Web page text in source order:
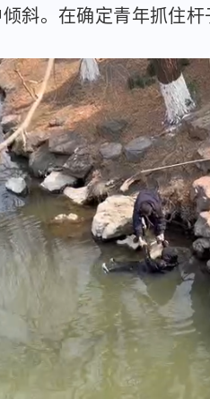
斜。在确定青年抓住